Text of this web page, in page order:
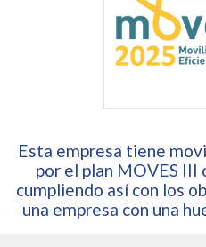
Esta empresa tiene
por el plan MOVES III
cumpliendo así con los
una empresa con una